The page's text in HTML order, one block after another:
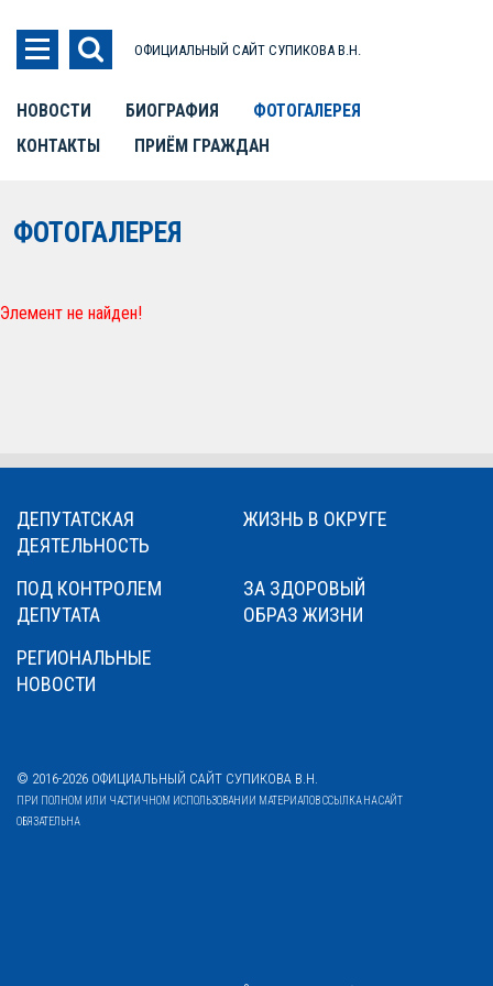
ОФИЦИАЛЬНЫЙ САЙТ СУПИКОВА В.Н.
НОВОСТИ БИОГРАФИЯ
ФОТОГАЛЕРЕЯ
КОНТАКТЫ
ПРИЁМ ГРАЖДАН
ФОТОГАЛЕРЕЯ
Элемент не найден!
ДЕПУТАТСКАЯ
ДЕЯТЕЛЬНОСТЬ
ЖИЗНЬ В ОКРУГЕ
ПОД КОНТРОЛЕМ
ДЕПУТАТА
ЗА ЗДОРОВЫЙ
ОБРАЗ ЖИЗНИ
РЕГИОНАЛЬНЫЕ
НОВОСТИ
© 2016-2026 ОФИЦИАЛЬНЫЙ САЙТ СУПИКОВА В.Н.
ПРИ ПОЛНОМ ИЛИ ЧАСТИЧНОМ ИСПОЛЬЗОВАНИИ МАТЕРИАЛОВ ССЫЛКА НА САЙТ
ОБЯЗАТЕЛЬНА